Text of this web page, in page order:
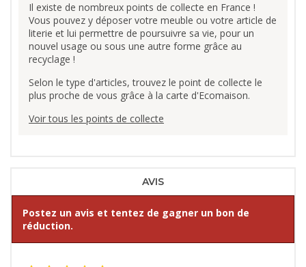
Il existe de nombreux points de collecte en France !
Vous pouvez y déposer votre meuble ou votre article de
literie et lui permettre de poursuivre sa vie, pour un
nouvel usage ou sous une autre forme grâce au
recyclage !
Selon le type d'articles, trouvez le point de collecte le
plus proche de vous grâce à la carte d'Ecomaison.
Voir tous les points de collecte
AVIS
Postez un avis et tentez de gagner un bon de
réduction.